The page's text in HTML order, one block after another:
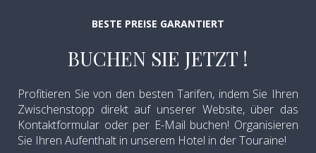
BESTE PREISE GARANTIERT
BUCHEN SIE JETZT !
Profitieren Sie von den besten Tarifen, indem Sie Ihren
Zwischenstopp direkt auf unserer Website, über das
Kontaktformular oder per E-Mail buchen! Organisieren
Sie Ihren Aufenthalt in unserem Hotel in der Touraine!